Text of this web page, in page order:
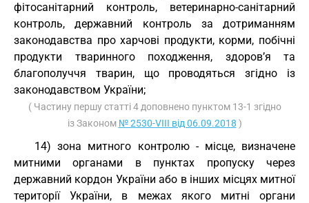
фітосанітарний контроль, ветеринарно-санітарний
контроль, державний контроль за дотриманням
законодавства про харчові продукти, корми, побічні
продукти тваринного походження, здоров’я та
благополуччя тварин, що проводяться згідно із
законодавством України;
( Частину першу статті 4 доповнено пунктом 13-1 згідно
із Законом № 2530-VIII від 06.09.2018 )
14) зона митного контролю - місце, визначене
митними органами в пунктах пропуску через
державний кордон України або в інших місцях митної
території України, в межах якого митні органи